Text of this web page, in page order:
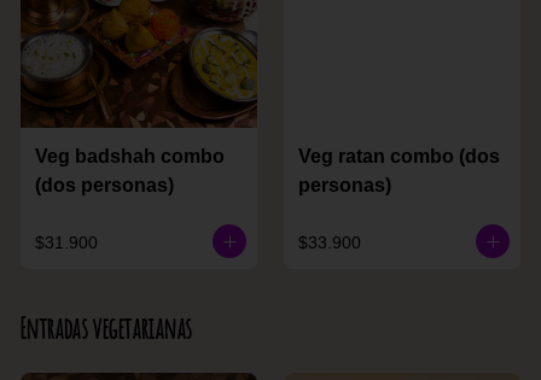
Veg badshah combo
(dos personas)
$31.900
Veg ratan combo (dos
personas)
$33.900
Entradas vegetarianas